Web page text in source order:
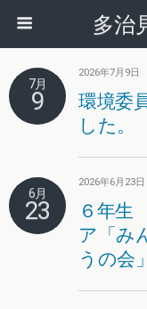
多治
7月
9
2026年7月9日
環境委
した。
6月
23
2026年6月23日
６年生
ア「み
うの会」